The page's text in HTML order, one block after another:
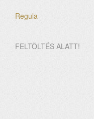
Regula
FELTÖLTÉS ALATT!